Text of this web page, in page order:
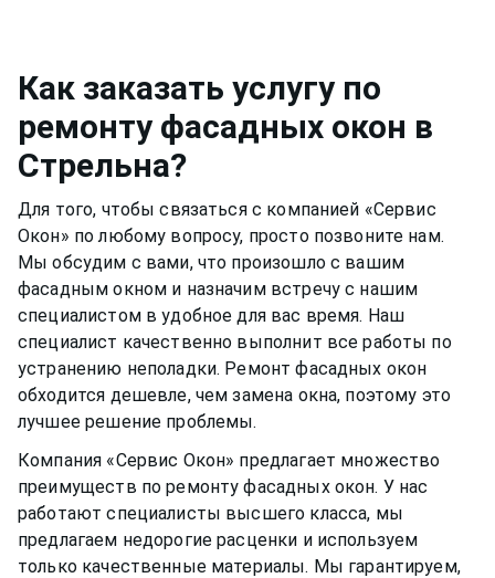
или резиновый уплотнитель. Вещества, которые
разбавлены в растворе, могут испортить
качество материала рамы или резину.
скапливалась пыль.Если уделять хотя бы немного
времени,фасадное окноможет прослужить вам
долгими тихими и теплыми годами.
Как заказать услугу по
ремонту фасадных окон в
Стрельна?
Для того, чтобы связаться с компанией «Сервис
Окон» по любому вопросу, просто позвоните нам.
Мы обсудим с вами, что произошло с вашим
фасадным окном и назначим встречу с нашим
специалистом в удобное для вас время. Наш
специалист качественно выполнит все работы по
устранению неполадки. Ремонтфасадных окон
обходится дешевле, чем замена окна, поэтому это
лучшее решение проблемы.
Компания «Сервис Окон» предлагает множество
преимуществ по ремонту фасадных окон. У нас
работают специалисты высшего класса, мы
предлагаем недорогие расценки и используем
только качественные материалы. Мы гарантируем,